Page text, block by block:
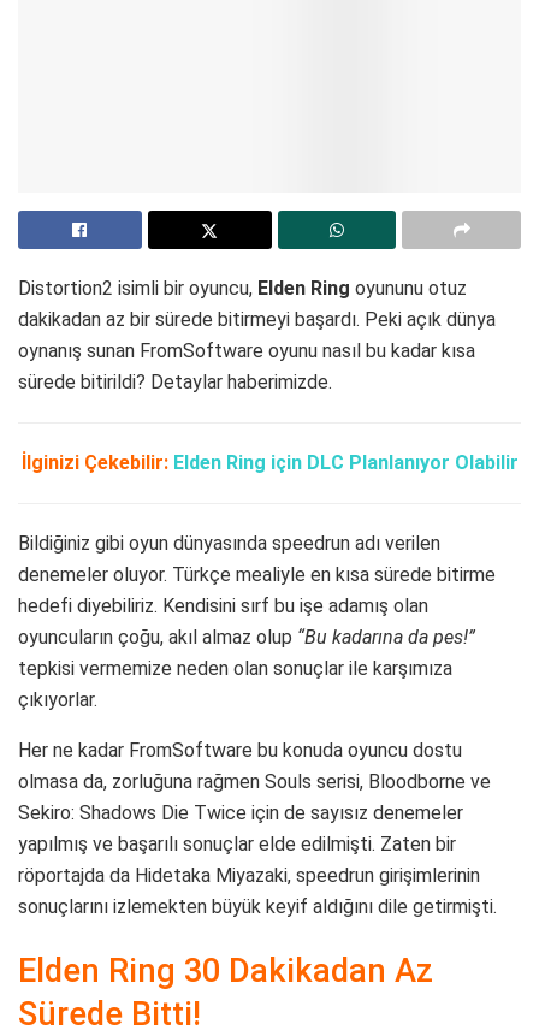
Distortion2 isimli bir oyuncu, Elden Ring oyununu otuz
dakikadan az bir sürede bitirmeyi başardı. Peki açık dünya
oynanış sunan FromSoftware oyunu nasıl bu kadar kısa
sürede bitirildi? Detaylar haberimizde.
İlginizi Çekebilir: Elden Ring için DLC Planlanıyor Olabilir
Bildiğiniz gibi oyun dünyasında speedrun adı verilen
denemeler oluyor. Türkçe mealiyle en kısa sürede bitirme
hedefi diyebiliriz. Kendisini sırf bu işe adamış olan
oyuncuların çoğu, akıl almaz olup “Bu kadarına da pes!”
tepkisi vermemize neden olan sonuçlar ile karşımıza
çıkıyorlar.
Her ne kadar FromSoftware bu konuda oyuncu dostu
olmasa da, zorluğuna rağmen Souls serisi, Bloodborne ve
Sekiro: Shadows Die Twice için de sayısız denemeler
yapılmış ve başarılı sonuçlar elde edilmişti. Zaten bir
röportajda da Hidetaka Miyazaki, speedrun girişimlerinin
sonuçlarını izlemekten büyük keyif aldığını dile getirmişti.
Elden Ring 30 Dakikadan Az
Sürede Bitti!